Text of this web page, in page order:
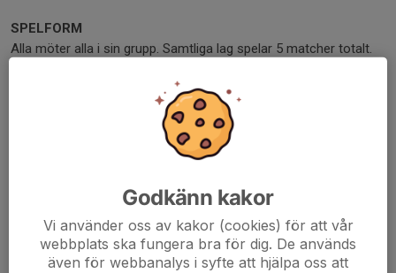
SPELFORM
Alla möter alla i sin grupp. Samtliga lag spelar 5 matcher totalt.
följer regelverk för U12 med tillägg att cupen spelas på hel is.
Matchtid 2x15 minuter effektiv speltid. 3 domars-system där
huvuddomare är distriktsdomare och linjedomarna är
Inga dispenser ges till äldre spelare om inte särskilda skäl
föreligger, vilket skall godkännas av cupledningen.
SPELORT
Godkänn kakor
Vi använder oss av kakor (cookies) för att vår
webbplats ska fungera bra för dig. De används
även för webbanalys i syfte att hjälpa oss att